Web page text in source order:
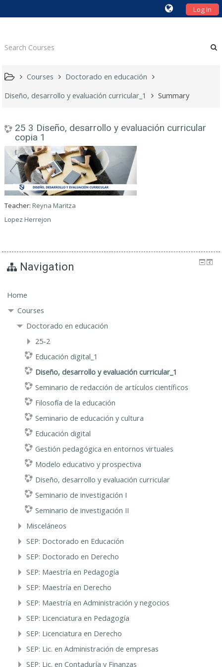
Log In
Courses
Doctorado en educación
Diseño, desarrollo y evaluación curricular_1
Summary
25 3 Diseño, desarrollo y evaluación curricular
copia 1
Teacher:Reyna Maritza
Lopez Herrejon
Navigation
Home
Courses
Doctorado en educación
25-2
Educación digital_1
Diseño, desarrollo y evaluación curricular_1
Seminario de redacción de artículos científicos
Filosofía de la educación
Seminario de educación y cultura
Educación digital
Gestión pedagógica en entornos virtuales
Modelo educativo y prospectiva
Diseño, desarrollo y evaluación curricular
Seminario de investigación I
Seminario de investigación II
Misceláneos
SEP: Doctorado en Educación
SEP: Doctorado en Derecho
SEP: Maestría en Pedagogía
SEP: Maestría en Derecho
SEP: Maestría en Administración y negocios
SEP: Licenciatura en Pedagogía
SEP: Licenciatura en Derecho
SEP: Lic. en Administración de empresas
SEP: Lic. en Contaduría y Finanzas